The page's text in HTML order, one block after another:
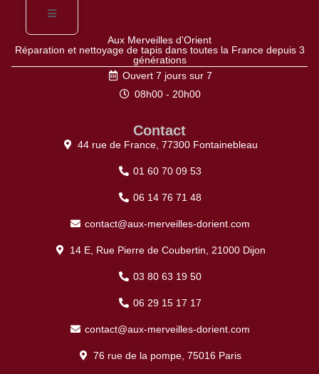
Aux Merveilles d'Orient
Réparation et nettoyage de tapis dans toutes la France depuis 3
générations
Ouvert 7 jours sur 7
08h00 - 20h00
Contact
44 rue de France, 77300 Fontainebleau
01 60 70 09 53
06 14 76 71 48
contact@aux-merveilles-dorient.com
14 E, Rue Pierre de Coubertin, 21000 Dijon
03 80 63 19 50
06 29 15 17 17
contact@aux-merveilles-dorient.com
76 rue de la pompe, 75016 Paris